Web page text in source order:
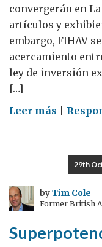
convergerán en
artículos y
embargo, FIHAV
acercamiento
ley de inversión
[…]
Leer más on
FIHAV;
e
un
29th
byTim Cole
Former British